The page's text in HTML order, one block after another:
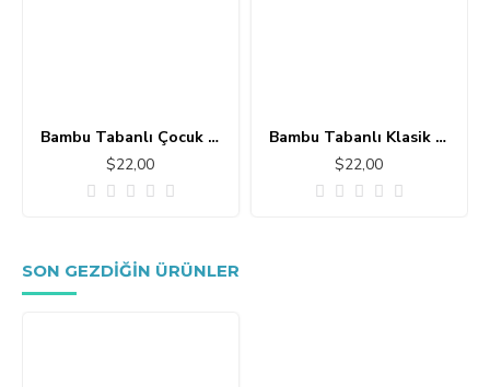
Bambu Tabanlı Çocuk Halısı MC101
$22,00
Bambu Tabanlı Klasik Halı MS109
$22,00
SON GEZDIĞIN ÜRÜNLER